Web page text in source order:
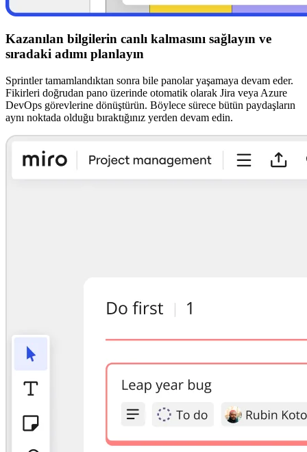
Kazanılan bilgilerin canlı kalmasını sağlayın ve
sıradaki adımı planlayın
Sprintler tamamlandıktan sonra bile panolar yaşamaya devam eder.
Fikirleri doğrudan pano üzerinde otomatik olarak Jira veya Azure
DevOps görevlerine dönüştürün. Böylece sürece bütün paydaşların
aynı noktada olduğu bıraktığınız yerden devam edin.